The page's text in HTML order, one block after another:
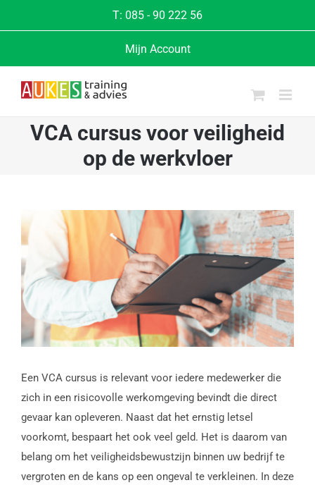
naar
T: 085 - 90 222 56
Mijn Account
VCA cursus voor veiligheid
op de werkvloer
Bekijk
grotere
afbeelding
Een VCA cursus is relevant voor iedere medewerker die
zich in een risicovolle werkomgeving bevindt die direct
gevaar kan opleveren. Naast dat het ernstig letsel
voorkomt, bespaart het ook veel geld. Het is daarom van
belang om het veiligheidsbewustzijn binnen uw bedrijf te
vergroten en de kans op een ongeval te verkleinen. In deze